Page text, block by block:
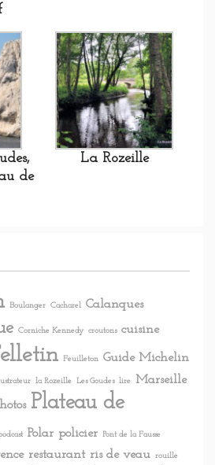
de
La Rozeille
Boulanger Cacharel Calanques
Corniche Kennedy croutons cuisine
Feuilleton Guide Michelin
la Rozeille Les Goudes lire Marseille
Plateau de
Polar policier Pont de la Fausse
restaurant ris de veau rouille